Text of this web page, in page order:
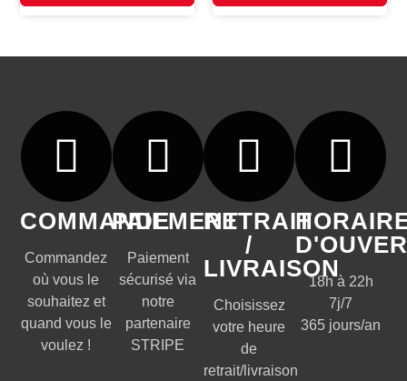
COMMANDE
Commandez
où vous le
souhaitez et
quand vous le
voulez !
PAIEMENT
Paiement
sécurisé via
notre
partenaire
STRIPE
RETRAIT
/
LIVRAISON
Choisissez
votre heure
de
retrait/livraison
18h à 22h
7j/7
365 jours/an